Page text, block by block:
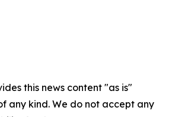
this news content "as is"
any kind. We do not accept any